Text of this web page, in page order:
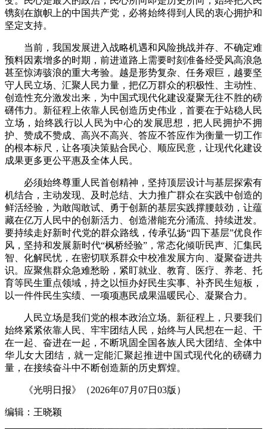
镌刻在旗帜上的中国共产党，必将始终得到人民的衷心拥护和
坚定支持。
当前，我国发展进入战略机遇和风险挑战并存、不确定难
预料因素增多的时期，前进道路上需要时刻准备经受风高浪急
甚至惊涛骇浪的重大考验。越是形势复杂、任务艰巨，越要坚
守人民立场、汇聚人民力量，把亿万群众的积极性、主动性、
创造性充分激发出来，为中国式现代化建设凝聚无往不胜的磅
礴伟力。新征程上依靠人民创造历史伟业，首要在于站稳人民
立场，始终践行以人民为中心的发展思想，把人民拥护不拥
护、赞成不赞成、高兴不高兴、答应不答应作为衡量一切工作
的根本标尺，让各项决策贴合民心、顺应民意，让现代化建设
成果更多更公平惠及全体人民。
必须始终尊重人民首创精神，坚持顶层设计与基层探索有
机结合，主动发现、及时总结、大力推广群众在实践中创造的
鲜活经验，为敢闯敢试、勇于创新的基层实践撑腰鼓劲，让蕴
藏在亿万人民中的创新活力、创造潜能充分涌流、持续迸发。
要持续走好新时代党的群众路线，传承弘扬“四下基层”优良作
风，坚持和发展新时代“枫桥经验”，常态化倾听民声、汇集民
智、化解民忧，在密切联系群众中校准发展方向、凝聚奋进共
识。应聚焦群众急难愁盼，紧盯就业、教育、医疗、养老、托
育等民生重点领域，持之以恒办好民生实事、补齐民生短板，
以一件件民生实绩、一项项惠民成果温暖民心、凝聚合力。
人民立场是我们党的根本政治立场。新征程上，只要我们
始终紧紧依靠人民、牢牢团结人民，始终与人民想在一起、干
在一起、奋进在一起，不断巩固全国各族人民大团结、全体中
华儿女大团结，就一定能汇聚起推进中国式现代化的磅礴力
量，在接续奋斗中不断创造新的历史辉煌。
《光明日报》（2026年07月07日03版）
编辑：王晓颖